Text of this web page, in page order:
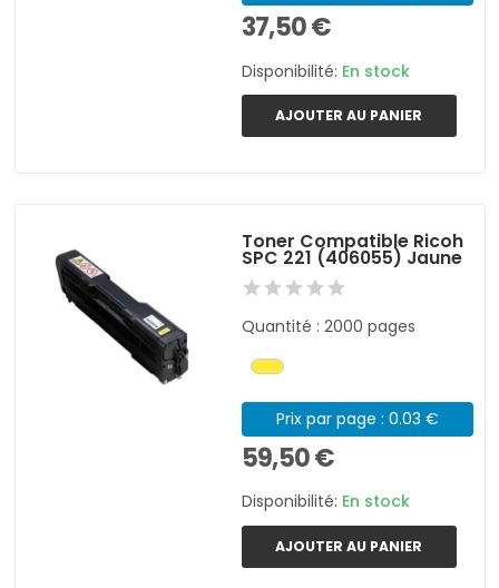
37,50 €
Disponibilité: En stock
AJOUTER AU PANIER
Toner Compatible Ricoh
SPC 221 (406055) Jaune
Quantité : 2000 pages
Prix par page : 0.03 €
59,50 €
Disponibilité: En stock
AJOUTER AU PANIER